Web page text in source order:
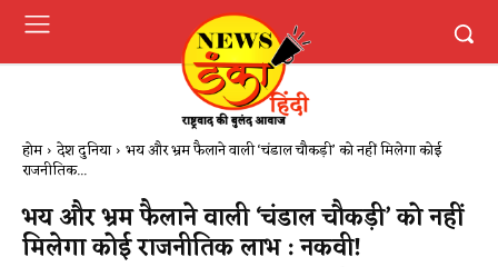
होम देश दुनिया भय और भ्रम फैलाने वाली ‘चंडाल चौकड़ी’ को नहीं मिलेगा कोई
राजनीतिक...
भय और भ्रम फैलाने वाली ‘चंडाल चौकड़ी’ को नहीं
मिलेगा कोई राजनीतिक लाभ : नकवी!